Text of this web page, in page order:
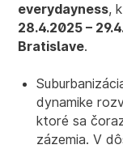
everydayness,
28.4.2025 –
Bratislave.
dynamike
ktoré sa
zázemia. V